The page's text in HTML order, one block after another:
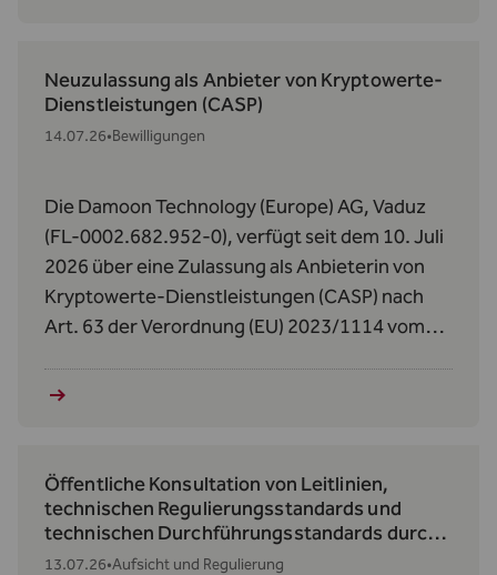
Neuzulassung als Anbieter von Kryptowerte-
Dienstleistungen (CASP)
14.07.26•Bewilligungen
Die Damoon Technology (Europe) AG, Vaduz
(FL-0002.682.952-0), verfügt seit dem 10. Juli
2026 über eine Zulassung als Anbieterin von
Kryptowerte‑Dienstleistungen (CASP) nach
Art. 63 der Verordnung (EU) 2023/1114 vom
(MiCAR).
Öffentliche Konsultation von Leitlinien,
technischen Regulierungsstandards und
technischen Durchführungsstandards durch
die AMLA
13.07.26•Aufsicht und Regulierung